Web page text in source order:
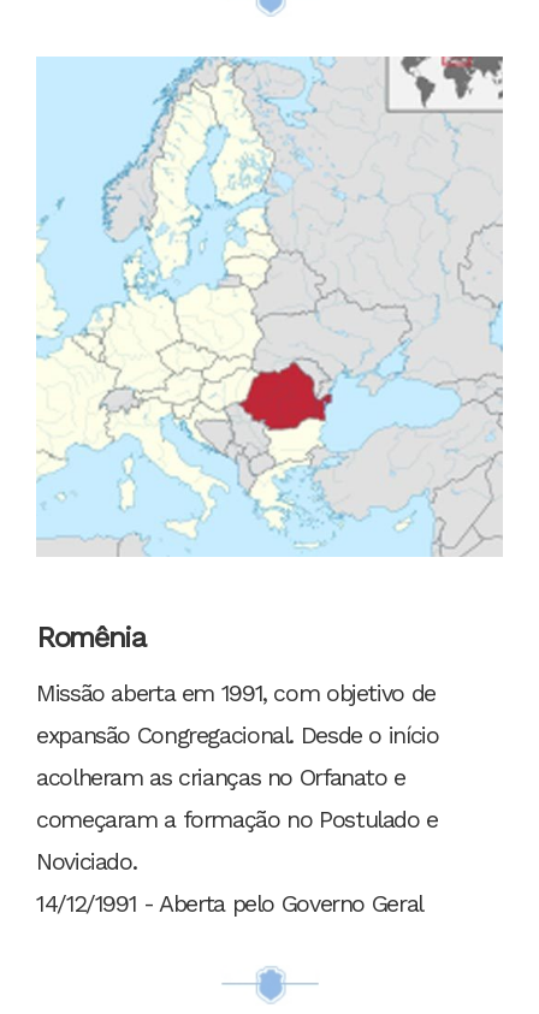
Romênia
Missão aberta em 1991, com objetivo de
expansão Congregacional. Desde o início
acolheram as crianças no Orfanato e
começaram a formação no Postulado e
Noviciado.
14/12/1991 - Aberta pelo Governo Geral